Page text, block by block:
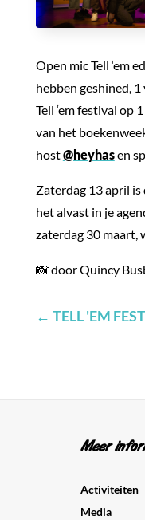
Open mic Tell ‘em
hebben geshined,
Tell ‘em festival op
van het
host@heyhasen
Zaterdag 13 april is
het alvast in je
zaterdag 30 maart,
📸 door Quincy
← TELL 'EM
Meer
Activiteiten
Media